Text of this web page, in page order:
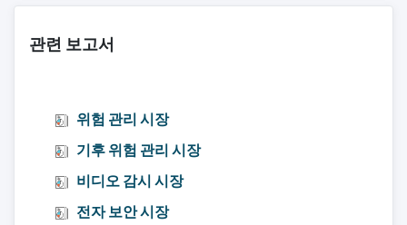
관련 보고서
위험 관리 시장
기후 위험 관리 시장
비디오 감시 시장
전자 보안 시장